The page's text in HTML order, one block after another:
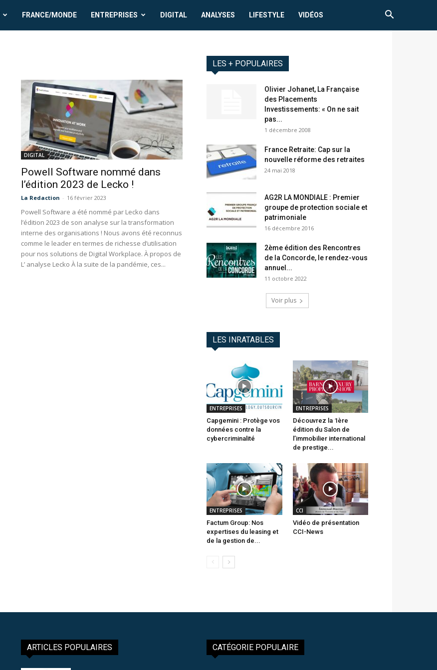
FRANCE/MONDE ENTREPRISES DIGITAL ANALYSES LIFESTYLE VIDÉOS
DIGITAL
Powell Software nommé dans
l’édition 2023 de Lecko !
La Redaction - 16 février 2023
Powell Software a été nommé par Lecko dans
l’édition 2023 de son analyse sur la transformation
interne des organisations ! Nous avons été reconnus
comme le leader en termes de richesse d’utilisation
pour nos solutions de Digital Workplace. À propos de
L’ analyse Lecko À la suite de la pandémie, ces...
LES + POPULAIRES
Olivier Johanet, La Française
des Placements
Investissements: « On ne sait
pas...
1 décembre 2008
France Retraite: Cap sur la
nouvelle réforme des retraites
24 mai 2018
AG2R LA MONDIALE : Premier
groupe de protection sociale et
patrimoniale
16 décembre 2016
2ème édition des Rencontres
de la Concorde, le rendez-vous
annuel...
11 octobre 2022
Voir plus
LES INRATABLES
ENTREPRISES
Capgemini : Protège vos
données contre la
cybercriminalité
ENTREPRISES
Découvrez la 1ère
édition du Salon de
l’immobilier international
de prestige...
ENTREPRISES
Factum Group: Nos
expertises du leasing et
de la gestion de...
CCI
Vidéo de présentation
CCI-News
ARTICLES POPULAIRES CATÉGORIE POPULAIRE